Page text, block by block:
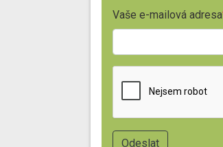
Vaše e-mailová adresa